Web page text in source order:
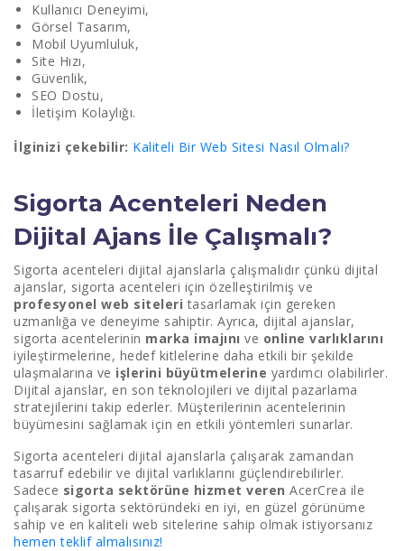
Kullanıcı Deneyimi,
Görsel Tasarım,
Mobil Uyumluluk,
Site Hızı,
Güvenlik,
SEO Dostu,
İletişim Kolaylığı.
İlginizi çekebilir: Kaliteli Bir Web Sitesi Nasıl Olmalı?
Sigorta Acenteleri Neden
Dijital Ajans İle Çalışmalı?
Sigorta acenteleri dijital ajanslarla çalışmalıdır çünkü dijital
ajanslar, sigorta acenteleri için özelleştirilmiş ve
profesyonel web siteleri tasarlamak için gereken
uzmanlığa ve deneyime sahiptir. Ayrıca, dijital ajanslar,
sigorta acentelerinin marka imajını ve online varlıklarını
iyileştirmelerine, hedef kitlelerine daha etkili bir şekilde
ulaşmalarına ve işlerini büyütmelerine yardımcı olabilirler.
Dijital ajanslar, en son teknolojileri ve dijital pazarlama
stratejilerini takip ederler. Müşterilerinin acentelerinin
büyümesini sağlamak için en etkili yöntemleri sunarlar.
Sigorta acenteleri dijital ajanslarla çalışarak zamandan
tasarruf edebilir ve dijital varlıklarını güçlendirebilirler.
Sadece sigorta sektörüne hizmet veren AcerCrea ile
çalışarak sigorta sektöründeki en iyi, en güzel görünüme
sahip ve en kaliteli web sitelerine sahip olmak istiyorsanız
hemen teklif almalısınız!